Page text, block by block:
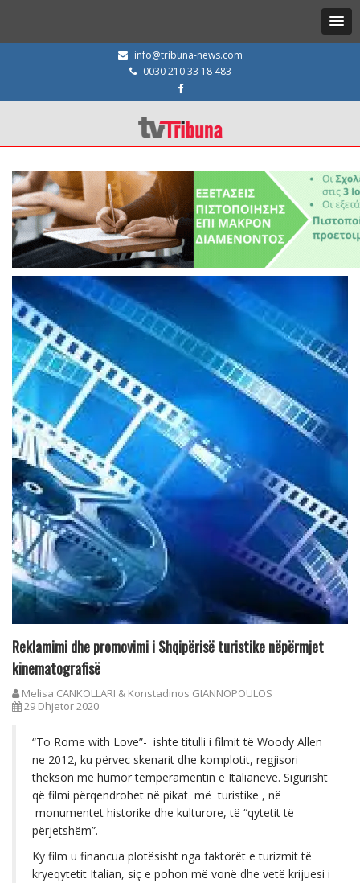
info@tribuna-news.com
0030 210 33 18 483
Reklamimi dhe promovimi i Shqipërisë turistike nëpërmjet
kinematografisë
Melisa CANKOLLARI & Konstadinos GIANNOPOULOS
29 Dhjetor 2020
“To Rome with Love”- ishte titulli i filmit të Woody Allen
ne 2012, ku përvec skenarit dhe komplotit, regjisori
thekson me humor temperamentin e Italianëve. Sigurisht
që filmi përqendrohet në pikat më turistike , në
monumentet historike dhe kulturore, të “qytetit të
përjetshëm”.
Ky film u financua plotësisht nga faktorët e turizmit të
kryeqytetit Italian, siç e pohon më vonë dhe vetë krijuesi i